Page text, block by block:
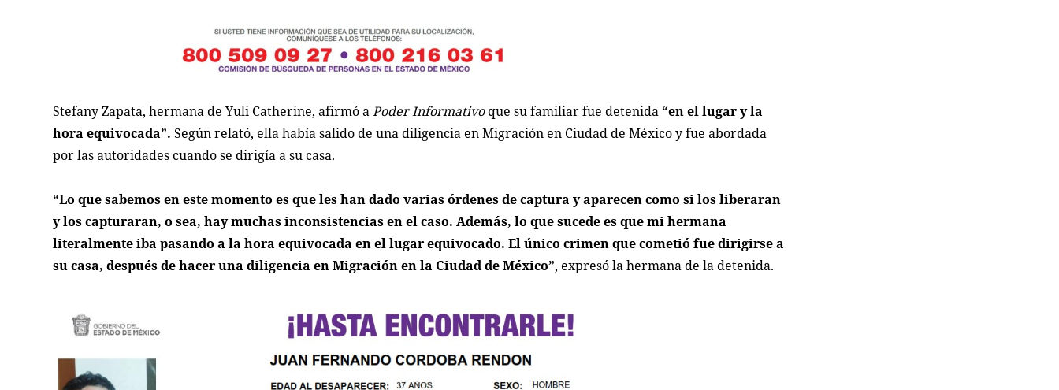
Stefany Zapata, hermana de Yuli Catherine, afirmó aPoder Informativoque su familiar fue detenida “en el lugar y la
hora equivocada”.Según relató, ella había salido de una diligencia en Migración en Ciudad de México y fue abordada
por las autoridades cuando se dirigía a su casa.
“Lo que sabemos en este momento es que les han dado varias órdenes de captura y aparecen como si los liberaran
y los capturaran, o sea, hay muchas inconsistencias en el caso. Además, lo que sucede es que mi hermana
literalmente iba pasando a la hora equivocada en el lugar equivocado. El único crimen que cometió fue dirigirse a
su casa, después de hacer una diligencia en Migración en la Ciudad de México”, expresó la hermana de la detenida.